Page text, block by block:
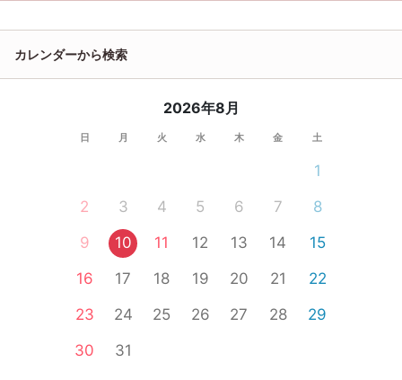
カレンダーから検索
2026年8月
日 月 火 水 木 金 土
1
2
3 4 5 6 7
8
9
10 11 12 13 14
15
16
17 18 19 20 21
22
23
24 25 26 27 28
29
30
31